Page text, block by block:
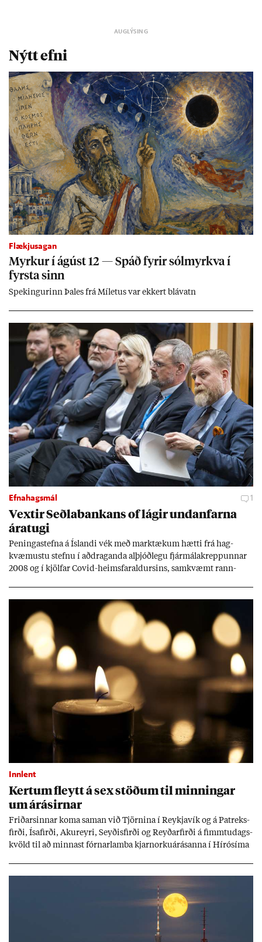
Nýtt efni
Flækjusagan
Myrk­ur í ág­úst 12 — Spáð fyr­ir sól­myrkva í
fyrsta sinn
Spek­ing­ur­inn Þa­les frá Míletus var ekk­ert blá­vatn
Efnahagsmál 1
Vext­ir Seðla­bank­ans of lág­ir und­an­farna
ára­tugi
Pen­inga­stefna á Ís­landi vék með mark­tæk­um hætti frá hag­
kvæm­ustu stefnu í að­drag­anda al­þjóð­legu fjár­málakrepp­unn­ar
2008 og í kjöl­far Covid-heims­far­ald­urs­ins, sam­kvæmt rann­
Innlent
Kert­um fleytt á sex stöð­um til minn­ing­ar
um árás­irn­ar
Frið­arsinn­ar koma sam­an við Tjörn­ina í Reykja­vík og á Pat­reks­
firði, Ísa­firði, Ak­ur­eyri, Seyð­is­firði og Reyð­ar­firði á fimmtu­dags­
kvöld til að minn­ast fórn­ar­lamba kjarn­orku­árás­anna í Hírósíma